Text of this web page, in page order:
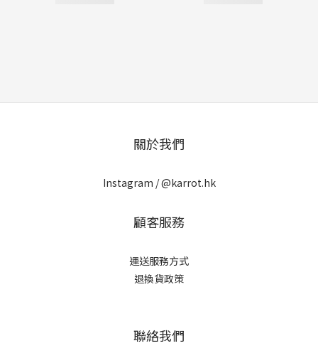
關於我們
Instagram /@karrot.hk
顧客服務
運送服務方式
退換貨政策
聯絡我們